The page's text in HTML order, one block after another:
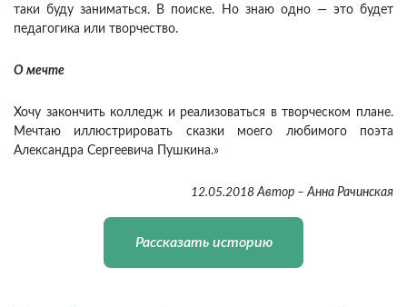
таки буду заниматься. В поиске. Но знаю одно — это будет
педагогика или творчество.
О мечте
Хочу закончить колледж и реализоваться в творческом плане.
Мечтаю иллюстрировать сказки моего любимого поэта
Александра Сергеевича Пушкина.»
12.05.2018 Автор – Анна Рачинская
Рассказать историю